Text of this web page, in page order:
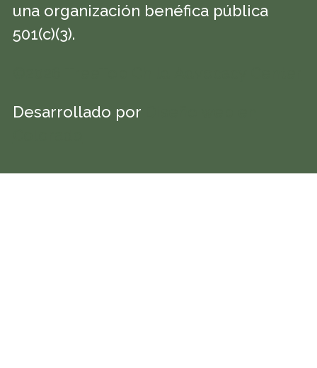
una organización benéfica pública
501(c)(3).
Desarrollado por